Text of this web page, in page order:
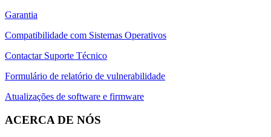
Garantia
Compatibilidade com Sistemas Operativos
Contactar Suporte Técnico
Formulário de relatório de vulnerabilidade
Atualizações de software e firmware
ACERCA DE NÓS